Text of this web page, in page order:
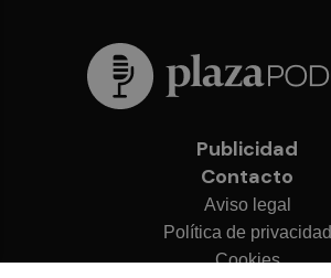
Publicidad
Contacto
Aviso legal
Política de privacidad
Cookies